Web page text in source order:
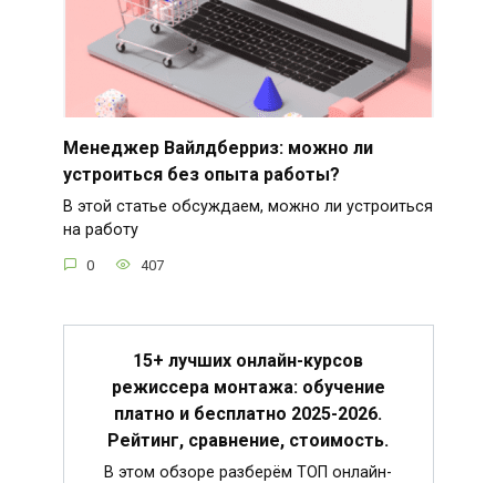
Менеджер Вайлдберриз: можно ли
устроиться без опыта работы?
В этой статье обсуждаем, можно ли устроиться
на работу
0 407
15+ лучших онлайн-курсов
режиссера монтажа: обучение
платно и бесплатно 2025-2026.
Рейтинг, сравнение, стоимость.
В этом обзоре разберём ТОП онлайн-